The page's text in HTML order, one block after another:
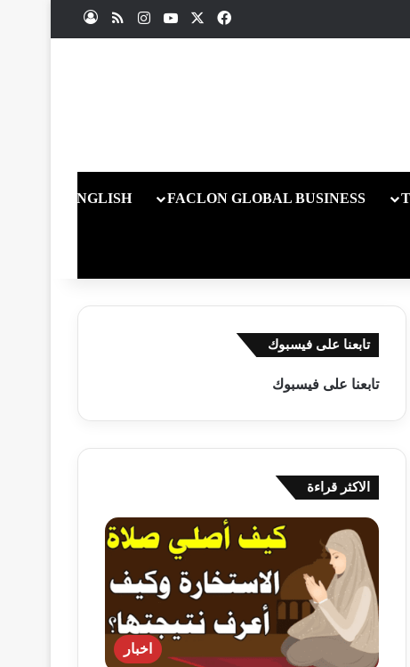
فيسبوك يوتيوبانستقرامملخص الموقع RSS
FACLON GLOBAL BUSINESS
ENGLISH
تابعنا على فيسبوك
تابعنا على فيسبوك
الاكثر قراءة
اخبار